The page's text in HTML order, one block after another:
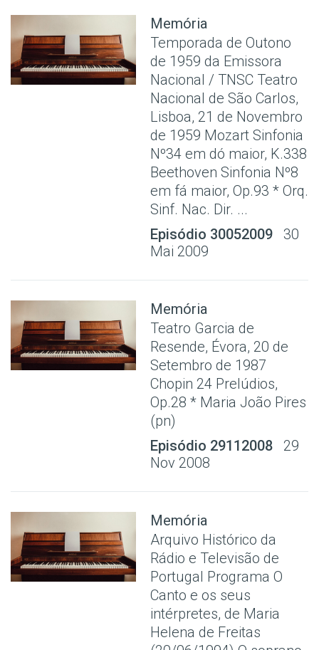
Memória
Temporada de Outono
de 1959 da Emissora
Nacional / TNSC Teatro
Nacional de São Carlos,
Lisboa, 21 de Novembro
de 1959 Mozart Sinfonia
Nº34 em dó maior, K.338
Beethoven Sinfonia Nº8
em fá maior, Op.93 * Orq.
Sinf. Nac. Dir. ...
Episódio 30052009
30
Mai 2009
Memória
Teatro Garcia de
Resende, Évora, 20 de
Setembro de 1987
Chopin 24 Prelúdios,
Op.28 * Maria João Pires
(pn)
Episódio 29112008
29
Nov 2008
Memória
Arquivo Histórico da
Rádio e Televisão de
Portugal Programa O
Canto e os seus
intérpretes, de Maria
Helena de Freitas